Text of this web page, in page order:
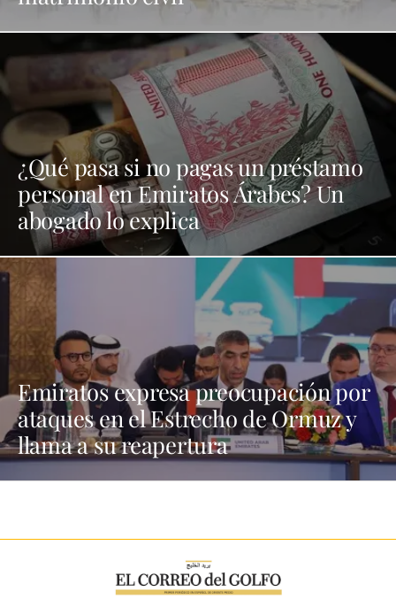
¿Qué pasa si no pagas un préstamo
personal en Emiratos Árabes? Un
abogado lo explica
Emiratos expresa preocupación por
ataques en el Estrecho de Ormuz y
llama a su reapertura